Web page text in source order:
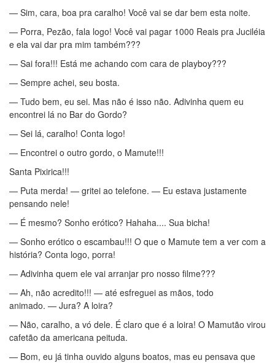
— Sim, cara, boa pra caralho! Você vai se dar bem esta noite.
— Porra, Pezão, fala logo! Você vai pagar 1000 Reais pra Juciléia
e ela vai dar pra mim também???
— Sai fora!!! Está me achando com cara de playboy???
— Sempre achei, seu bosta.
— Tudo bem, eu sei. Mas não é isso não. Adivinha quem eu
encontrei lá no Bar do Gordo?
— Sei lá, caralho! Conta logo!
— Encontrei o outro gordo, o Mamute!!!
Santa Pixirica!!!
— Puta merda! — gritei ao telefone. — Eu estava justamente
pensando nele!
— É mesmo? Sonho erótico? Hahaha.... Sua bicha!
— Sonho erótico o escambau!!! O que o Mamute tem a ver com a
história? Conta logo, porra!
— Adivinha quem ele vai arranjar pro nosso filme???
— Ah, não acredito!!! — até esfreguei as mãos, todo
animado. — Jura? A loira?
— Não, caralho, a vó dele. É claro que é a loira! O Mamutão virou
cafetão da americana peituda.
— Bom, eu já tinha ouvido alguns boatos, mas eu pensava que